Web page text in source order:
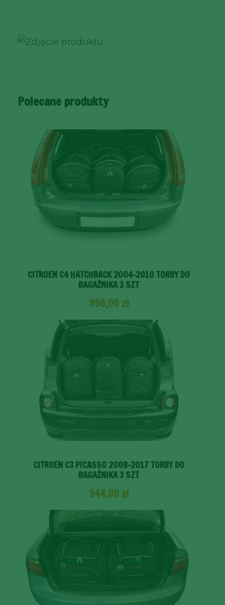
Polecane produkty
CITROEN C4 HATCHBACK 2004-2010 TORBY DO
BAGAŻNIKA 3 SZT
996,00 zł
CITROEN C3 PICASSO 2008-2017 TORBY DO
BAGAŻNIKA 3 SZT
944,00 zł